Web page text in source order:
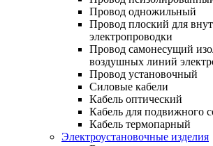
Провод одножильный
Провод плоский для
электропроводки
Провод самонесущий
воздушных линий
Провод установочный
Силовые кабели
Кабель оптический
Кабель для подвижного
Кабель термопарный
Электроустановочные изделия